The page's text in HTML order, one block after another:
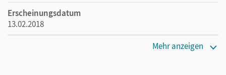
Erscheinungsdatum
13.02.2018
Mehr anzeigen